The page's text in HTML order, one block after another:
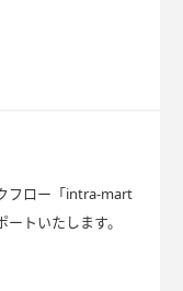
フロー「intra-mart
トいたします。